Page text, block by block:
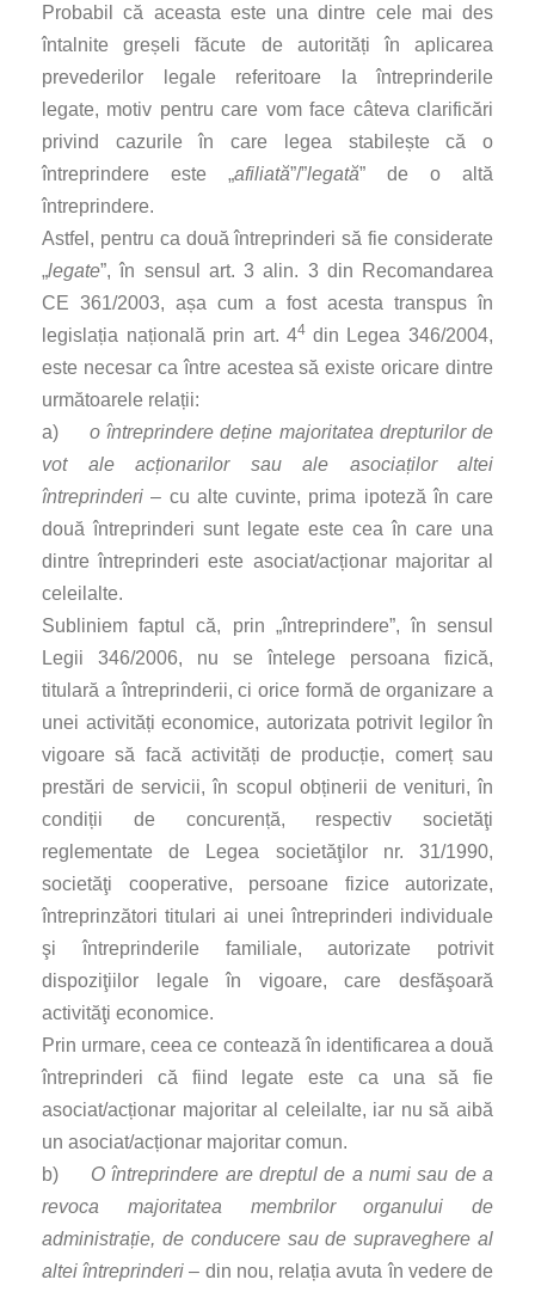
Probabil că aceasta este una dintre cele mai des
întalnite greșeli făcute de autorități în aplicarea
prevederilor legale referitoare la întreprinderile
legate, motiv pentru care vom face câteva clarificări
privind cazurile în care legea stabilește că o
întreprindere este „afiliată”/”legată” de o altă
întreprindere.
Astfel, pentru ca două întreprinderi să fie considerate
„legate”, în sensul art. 3 alin. 3 din Recomandarea
CE 361/2003, așa cum a fost acesta transpus în
legislația națională prin art. 44 din Legea 346/2004,
este necesar ca între acestea să existe oricare dintre
următoarele relații:
a) o întreprindere deține majoritatea drepturilor de
vot ale acționarilor sau ale asociaților altei
întreprinderi – cu alte cuvinte, prima ipoteză în care
două întreprinderi sunt legate este cea în care una
dintre întreprinderi este asociat/acționar majoritar al
celeilalte.
Subliniem faptul că, prin „întreprindere”, în sensul
Legii 346/2006, nu se întelege persoana fizică,
titulară a întreprinderii, ci orice formă de organizare a
unei activități economice, autorizata potrivit legilor în
vigoare să facă activități de producție, comerț sau
prestări de servicii, în scopul obținerii de venituri, în
condiții de concurență, respectiv societăţi
reglementate de Legea societăţilor nr. 31/1990,
societăţi cooperative, persoane fizice autorizate,
întreprinzători titulari ai unei întreprinderi individuale
şi întreprinderile familiale, autorizate potrivit
dispoziţiilor legale în vigoare, care desfăşoară
activităţi economice.
Prin urmare, ceea ce contează în identificarea a două
întreprinderi că fiind legate este ca una să fie
asociat/acționar majoritar al celeilalte, iar nu să aibă
un asociat/acționar majoritar comun.
b) O întreprindere are dreptul de a numi sau de a
revoca majoritatea membrilor organului de
administrație, de conducere sau de supraveghere al
altei întreprinderi – din nou, relația avuta în vedere de